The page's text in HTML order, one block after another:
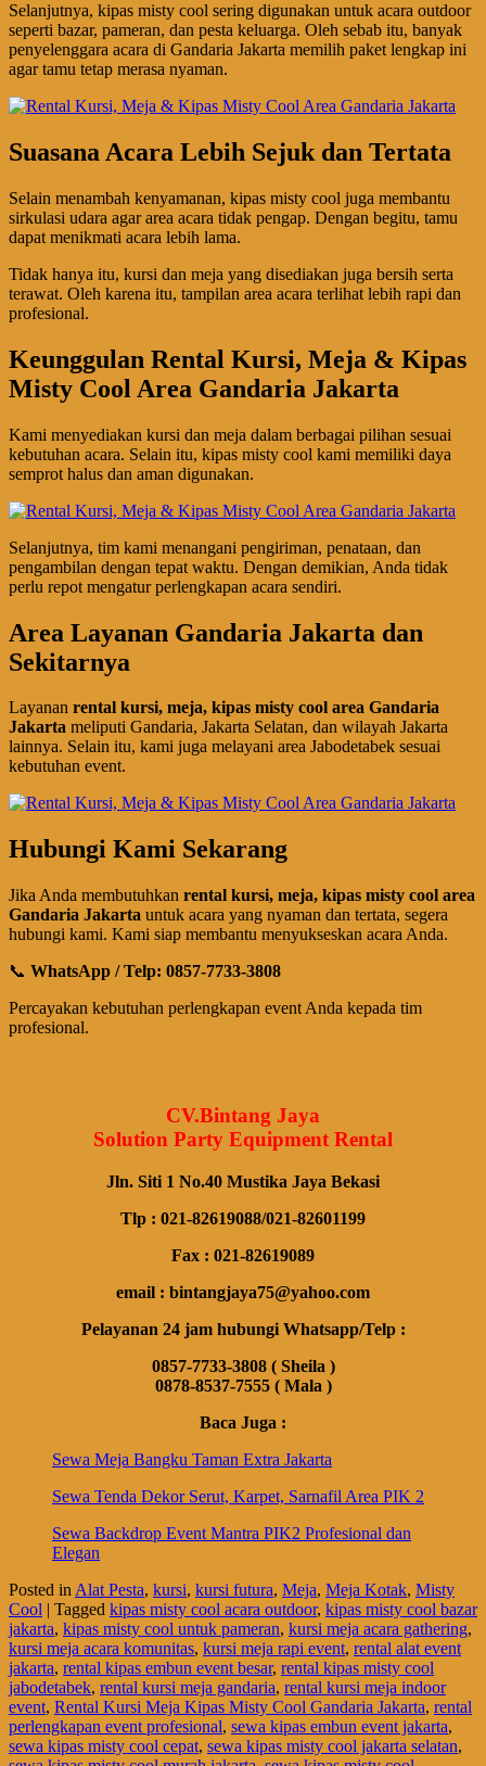
Selanjutnya, kipas misty cool sering digunakan untuk acara outdoor
seperti bazar, pameran, dan pesta keluarga. Oleh sebab itu, banyak
penyelenggara acara di Gandaria Jakarta memilih paket lengkap ini
agar tamu tetap merasa nyaman.
Suasana Acara Lebih Sejuk dan Tertata
Selain menambah kenyamanan, kipas misty cool juga membantu
sirkulasi udara agar area acara tidak pengap. Dengan begitu, tamu
dapat menikmati acara lebih lama.
Tidak hanya itu, kursi dan meja yang disediakan juga bersih serta
terawat. Oleh karena itu, tampilan area acara terlihat lebih rapi dan
profesional.
Keunggulan Rental Kursi, Meja & Kipas
Misty Cool Area Gandaria Jakarta
Kami menyediakan kursi dan meja dalam berbagai pilihan sesuai
kebutuhan acara. Selain itu, kipas misty cool kami memiliki daya
semprot halus dan aman digunakan.
Selanjutnya, tim kami menangani pengiriman, penataan, dan
pengambilan dengan tepat waktu. Dengan demikian, Anda tidak
perlu repot mengatur perlengkapan acara sendiri.
Area Layanan Gandaria Jakarta dan
Sekitarnya
Layanan rental kursi, meja, kipas misty cool area Gandaria
Jakarta meliputi Gandaria, Jakarta Selatan, dan wilayah Jakarta
lainnya. Selain itu, kami juga melayani area Jabodetabek sesuai
kebutuhan event.
Hubungi Kami Sekarang
Jika Anda membutuhkan rental kursi, meja, kipas misty cool area
Gandaria Jakarta untuk acara yang nyaman dan tertata, segera
hubungi kami. Kami siap membantu menyukseskan acara Anda.
📞 WhatsApp / Telp: 0857-7733-3808
Percayakan kebutuhan perlengkapan event Anda kepada tim
profesional.
CV.Bintang Jaya
Solution Party Equipment Rental
Jln. Siti 1 No.40 Mustika Jaya Bekasi
Tlp : 021-82619088/021-82601199
Fax : 021-82619089
email : bintangjaya75@yahoo.com
Pelayanan 24 jam hubungi Whatsapp/Telp :
0857-7733-3808 ( Sheila )
0878-8537-7555 ( Mala )
Baca Juga :
Sewa Meja Bangku Taman Extra Jakarta
Sewa Tenda Dekor Serut, Karpet, Sarnafil Area PIK 2
Sewa Backdrop Event Mantra PIK2 Profesional dan
Elegan
Posted in Alat Pesta, kursi, kursi futura, Meja, Meja Kotak, Misty
Cool | Tagged kipas misty cool acara outdoor, kipas misty cool bazar
jakarta, kipas misty cool untuk pameran, kursi meja acara gathering,
kursi meja acara komunitas, kursi meja rapi event, rental alat event
jakarta, rental kipas embun event besar, rental kipas misty cool
jabodetabek, rental kursi meja gandaria, rental kursi meja indoor
event, Rental Kursi Meja Kipas Misty Cool Gandaria Jakarta, rental
perlengkapan event profesional, sewa kipas embun event jakarta,
sewa kipas misty cool cepat, sewa kipas misty cool jakarta selatan,